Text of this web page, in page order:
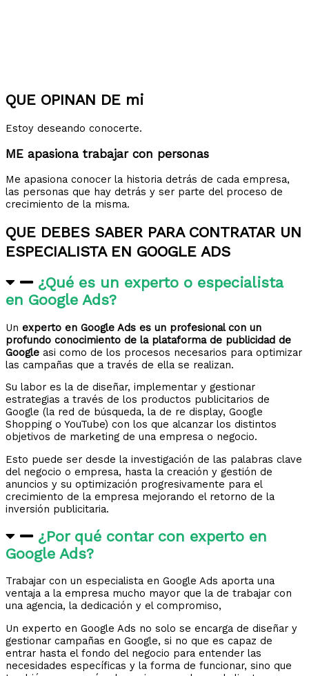
QUE OPINAN DE mi
Estoy deseando conocerte.
ME apasiona trabajar con personas
Me apasiona conocer la historia detrás de cada empresa,
las personas que hay detrás y ser parte del proceso de
crecimiento de la misma.
QUE DEBES SABER PARA CONTRATAR UN
ESPECIALISTA EN GOOGLE ADS
¿Qué es un experto o especialista
en Google Ads?
Un experto en Google Ads es un profesional con un
profundo conocimiento de la plataforma de publicidad de
Google asi como de los procesos necesarios para optimizar
las campañas que a través de ella se realizan.
Su labor es la de diseñar, implementar y gestionar
estrategias a través de los productos publicitarios de
Google (la red de búsqueda, la de re display, Google
Shopping o YouTube) con los que alcanzar los distintos
objetivos de marketing de una empresa o negocio.
Esto puede ser desde la investigación de las palabras clave
del negocio o empresa, hasta la creación y gestión de
anuncios y su optimización progresivamente para el
crecimiento de la empresa mejorando el retorno de la
inversión publicitaria.
¿Por qué contar con experto en
Google Ads?
Trabajar con un especialista en Google Ads aporta una
ventaja a la empresa mucho mayor que la de trabajar con
una agencia, la dedicación y el compromiso,
Un experto en Google Ads no solo se encarga de diseñar y
gestionar campañas en Google, si no que es capaz de
entrar hasta el fondo del negocio para entender las
necesidades específicas y la forma de funcionar, sino que